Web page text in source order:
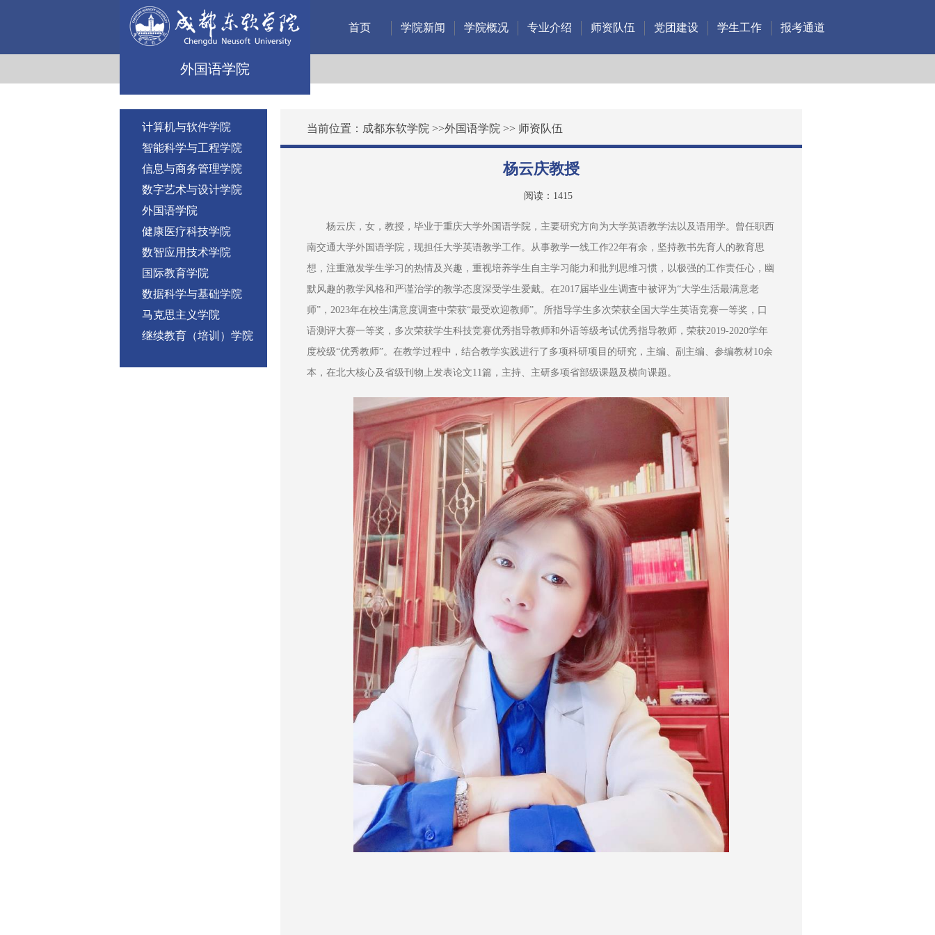
外国语学院
首页 学院新闻 学院概况 专业介绍 师资队伍 党团建设 学生工作 报考通道
计算机与软件学院
智能科学与工程学院
信息与商务管理学院
数字艺术与设计学院
外国语学院
健康医疗科技学院
数智应用技术学院
国际教育学院
数据科学与基础学院
马克思主义学院
继续教育（培训）学院
当前位置： 成都东软学院 >>外国语学院 >> 师资队伍
杨云庆教授
阅读： 1415
杨云庆，女，教授，毕业于重庆大学外国语学院，主要研究方向为大学英语教学法以及语用学。曾任职西
南交通大学外国语学院，现担任大学英语教学工作。从事教学一线工作22年有余，坚持教书先育人的教育思
想，注重激发学生学习的热情及兴趣，重视培养学生自主学习能力和批判思维习惯，以极强的工作责任心，幽
默风趣的教学风格和严谨治学的教学态度深受学生爱戴。在2017届毕业生调查中被评为“大学生活最满意老
师”，2023年在校生满意度调查中荣获“最受欢迎教师”。所指导学生多次荣获全国大学生英语竞赛一等奖，口
语测评大赛一等奖，多次荣获学生科技竞赛优秀指导教师和外语等级考试优秀指导教师，荣获2019-2020学年
度校级“优秀教师”。在教学过程中，结合教学实践进行了多项科研项目的研究，主编、副主编、参编教材10余
本，在北大核心及省级刊物上发表论文11篇，主持、主研多项省部级课题及横向课题。